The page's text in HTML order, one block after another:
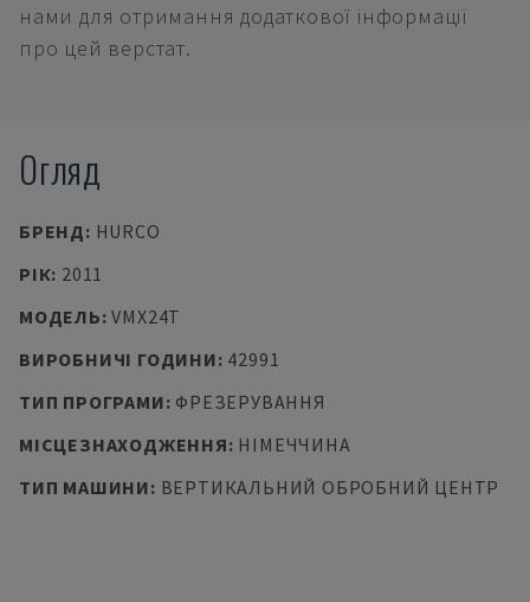
нами для отримання додаткової інформації
про цей верстат.
Огляд
БРЕНД: HURCO
РІК: 2011
МОДЕЛЬ:VMX24T
ВИРОБНИЧІ ГОДИНИ: 42991
ТИП ПРОГРАМИ: ФРЕЗЕРУВАННЯ
МІСЦЕЗНАХОДЖЕННЯ: НІМЕЧЧИНА
ТИП МАШИНИ: ВЕРТИКАЛЬНИЙ ОБРОБНИЙ ЦЕНТР